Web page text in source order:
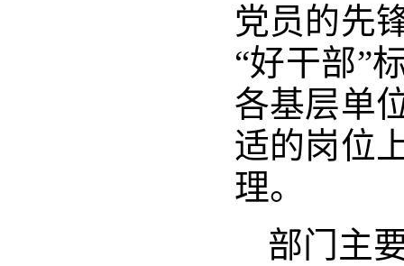
党员的先
“好干部”
各基层单
适的岗位
理。
部门主